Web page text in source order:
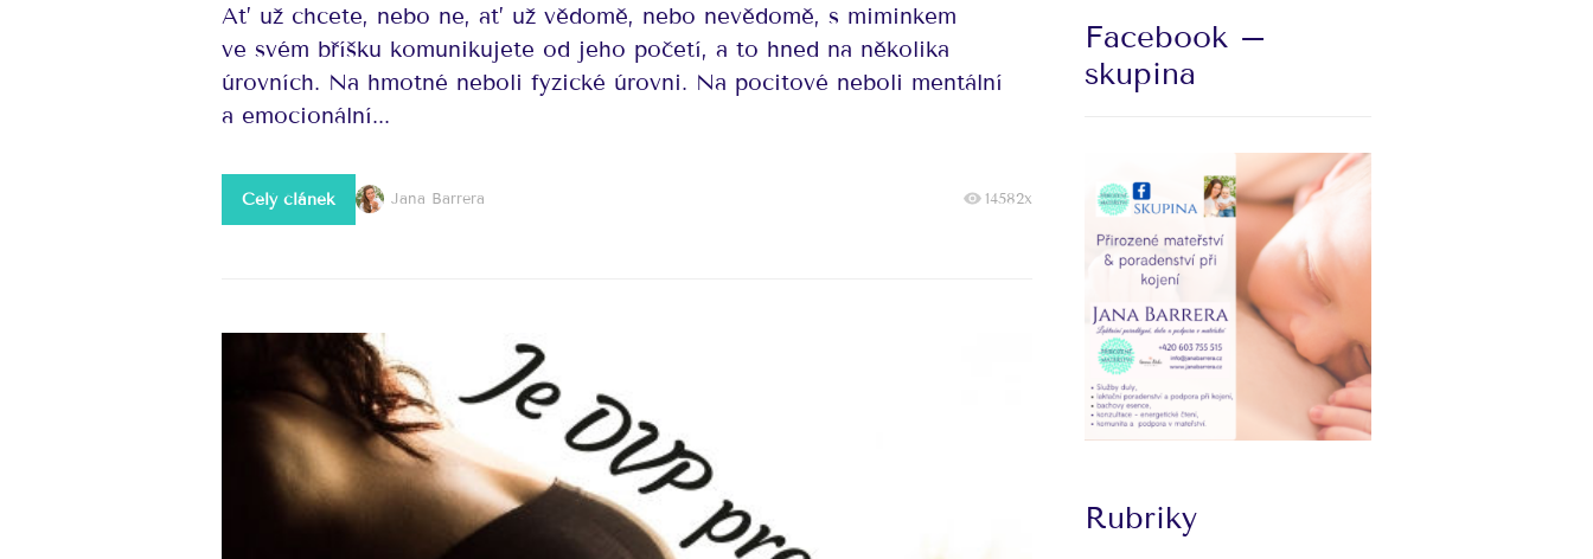
Ať už chcete, nebo ne, ať už vědomě, nebo nevědomě, s miminkem
ve svém bříšku komunikujete od jeho početí, a to hned na několika
úrovních. Na hmotné neboli fyzické úrovni. Na pocitové neboli mentální
a emocionální...
Celý článek Jana Barrera 14582x
Facebook –
skupina
Rubriky